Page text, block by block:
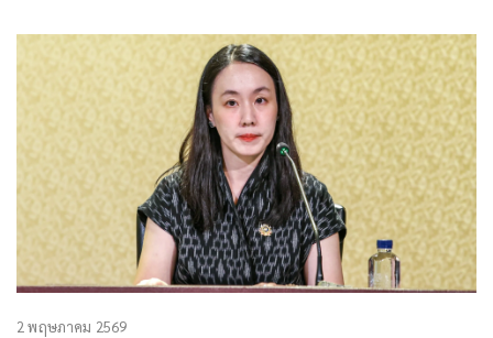
ล้นหลามตั้งแต่วันแรก โดยมีประชาชนเข้าร่วมแล้วกว่า
283,894 คน ครอบคลุม 878 อำเภอ ใน 76 จังหวัด (ไม่รวม
กรุงเทพมหานคร)
2 พฤษภาคม 2569